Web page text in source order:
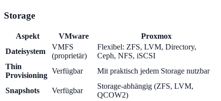
Storage
Aspekt VMware
Proxmox
Dateisystem
VMFS
(proprietär)
Flexibel: ZFS, LVM, Directory,
Ceph, NFS, iSCSI
Thin
Provisioning
Verfügbar Mit praktisch jedem Storage nutzbar
Snapshots Verfügbar
Storage-abhängig (ZFS, LVM,
QCOW2)